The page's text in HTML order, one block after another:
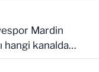
hangi kanalda